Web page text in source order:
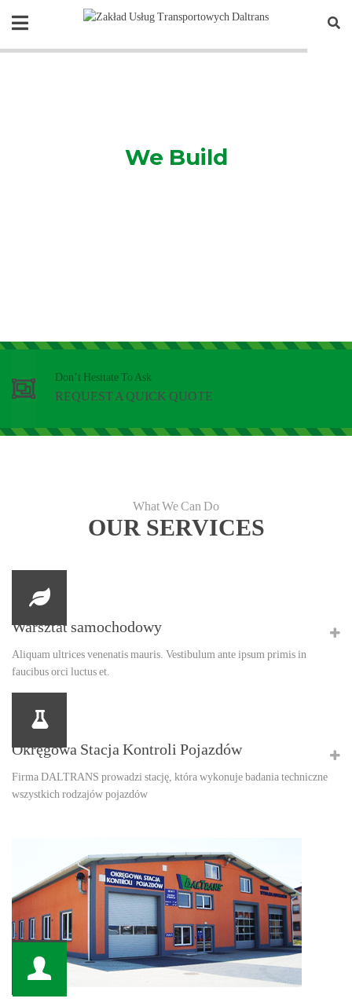
We Build
Don’t Hesitate To Ask
REQUEST A QUICK QUOTE
What We Can Do
OUR SERVICES
Warsztat samochodowy
Aliquam ultrices venenatis mauris. Vestibulum ante ipsum primis in
faucibus orci luctus et.
Okręgowa Stacja Kontroli Pojazdów
Firma DALTRANS prowadzi stację, która wykonuje badania techniczne
wszystkich rodzajów pojazdów